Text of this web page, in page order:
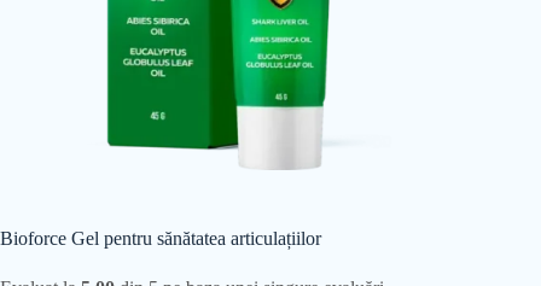
Bioforce Gel pentru sănătatea articulațiilor